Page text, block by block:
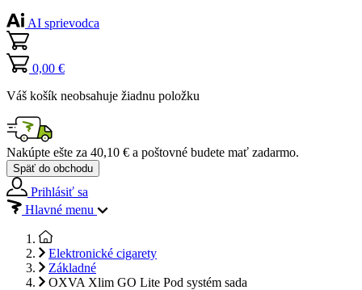
AI sprievodca
0,00 €
Váš košík neobsahuje žiadnu položku
Nakúpte ešte za 40,10 € a poštovné budete mať zadarmo.
Späť do obchodu
Prihlásiť sa
Hlavné menu
Elektronické cigarety
Základné
OXVA Xlim GO Lite Pod systém sada